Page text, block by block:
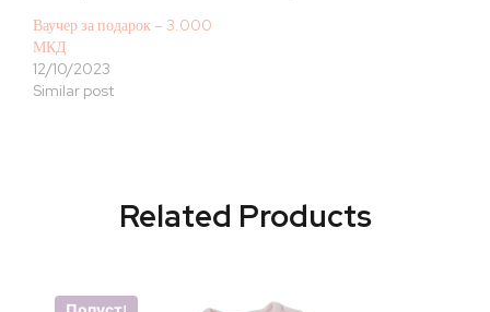
Ваучер за подарок – 3.000
МКД
12/10/2023
Similar post
Related Products